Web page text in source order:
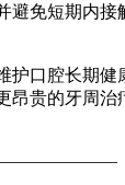
避免短期内接
口腔长期健
昂贵的牙周治